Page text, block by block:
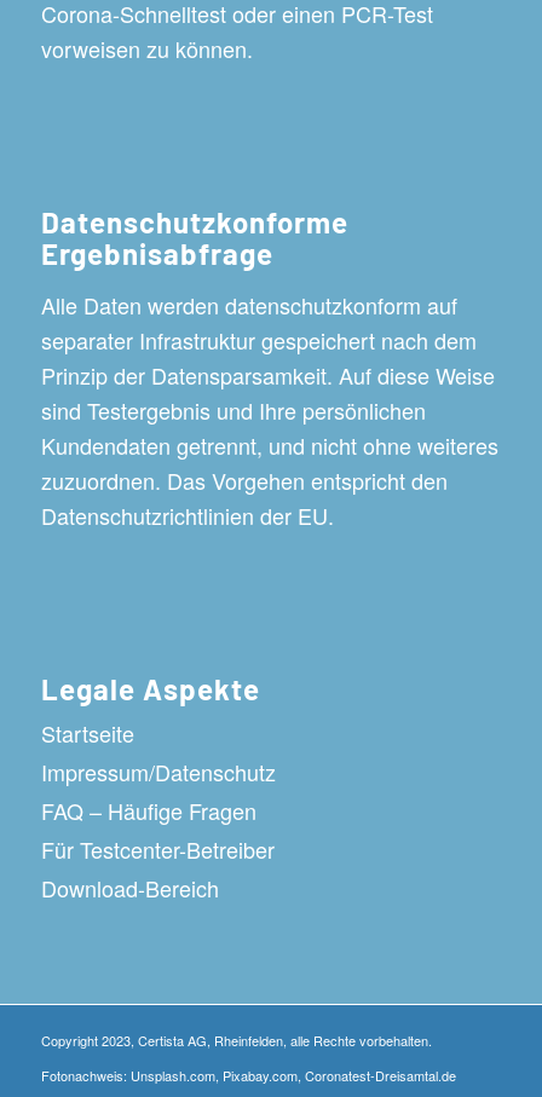
Corona-Schnelltest oder einen PCR-Test
vorweisen zu können.
Datenschutzkonforme
Ergebnisabfrage
Alle Daten werden datenschutzkonform auf
separater Infrastruktur gespeichert nach dem
Prinzip der Datensparsamkeit. Auf diese Weise
sind Testergebnis und Ihre persönlichen
Kundendaten getrennt, und nicht ohne weiteres
zuzuordnen. Das Vorgehen entspricht den
Datenschutzrichtlinien der EU.
Legale Aspekte
Startseite
Impressum/Datenschutz
FAQ – Häufige Fragen
Für Testcenter-Betreiber
Download-Bereich
Copyright 2023, Certista AG, Rheinfelden, alle Rechte vorbehalten.
Fotonachweis: Unsplash.com, Pixabay.com, Coronatest-Dreisamtal.de